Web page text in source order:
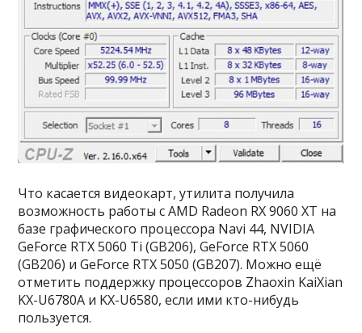
Что касается видеокарт, утилита получила
возможность работы с AMD Radeon RX 9060 XT на
базе графического процессора Navi 44, NVIDIA
GeForce RTX 5060 Ti (GB206), GeForce RTX 5060
(GB206) и GeForce RTX 5050 (GB207). Можно ещё
отметить поддержку процессоров Zhaoxin KaiXian
KX-U6780A и KX-U6580, если ими кто-нибудь
пользуется.